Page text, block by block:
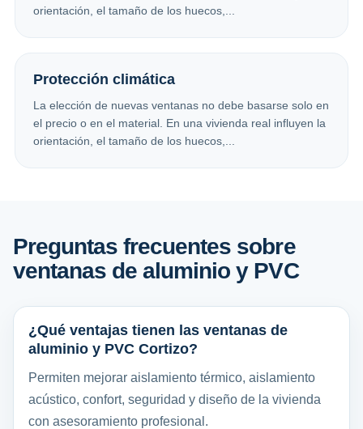
orientación, el tamaño de los huecos,...
Protección climática
La elección de nuevas ventanas no debe basarse solo en
el precio o en el material. En una vivienda real influyen la
orientación, el tamaño de los huecos,...
Preguntas frecuentes sobre
ventanas de aluminio y PVC
¿Qué ventajas tienen las ventanas de
aluminio y PVC Cortizo?
Permiten mejorar aislamiento térmico, aislamiento
acústico, confort, seguridad y diseño de la vivienda
con asesoramiento profesional.